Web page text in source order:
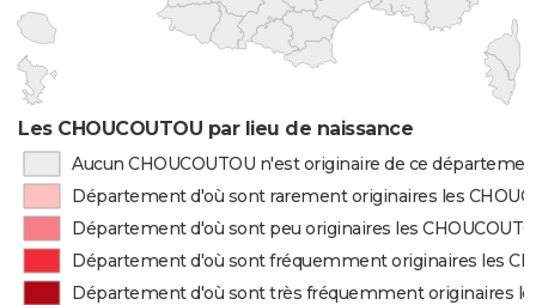
Les CHOUCOUTOU par lieu de naissance
Aucun CHOUCOUTOU n'est originaire de ce
Département d'où sont rarement originaires les
Département d'où sont peu originaires les
Département d'où sont fréquemment originaires les
Département d'où sont très fréquemment originaires